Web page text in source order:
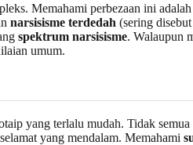
Memahami perbezaan ini
narsisisme terdedah (sering disebut
spektrum narsisisme. Walaupun
umum.
yang terlalu mudah. Tidak
yang mendalam. Memahami